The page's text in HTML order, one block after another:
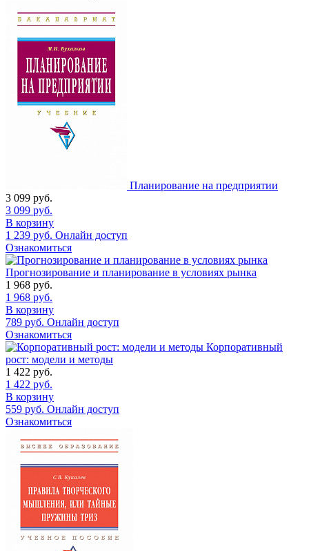
Планирование на предприятии
3 099 руб.
3 099 руб.
В корзину
1 239 руб. Онлайн доступ
Ознакомиться
Прогнозирование и планирование в условиях рынка
1 968 руб.
1 968 руб.
В корзину
789 руб. Онлайн доступ
Ознакомиться
Корпоративный
рост: модели и методы
1 422 руб.
1 422 руб.
В корзину
559 руб. Онлайн доступ
Ознакомиться